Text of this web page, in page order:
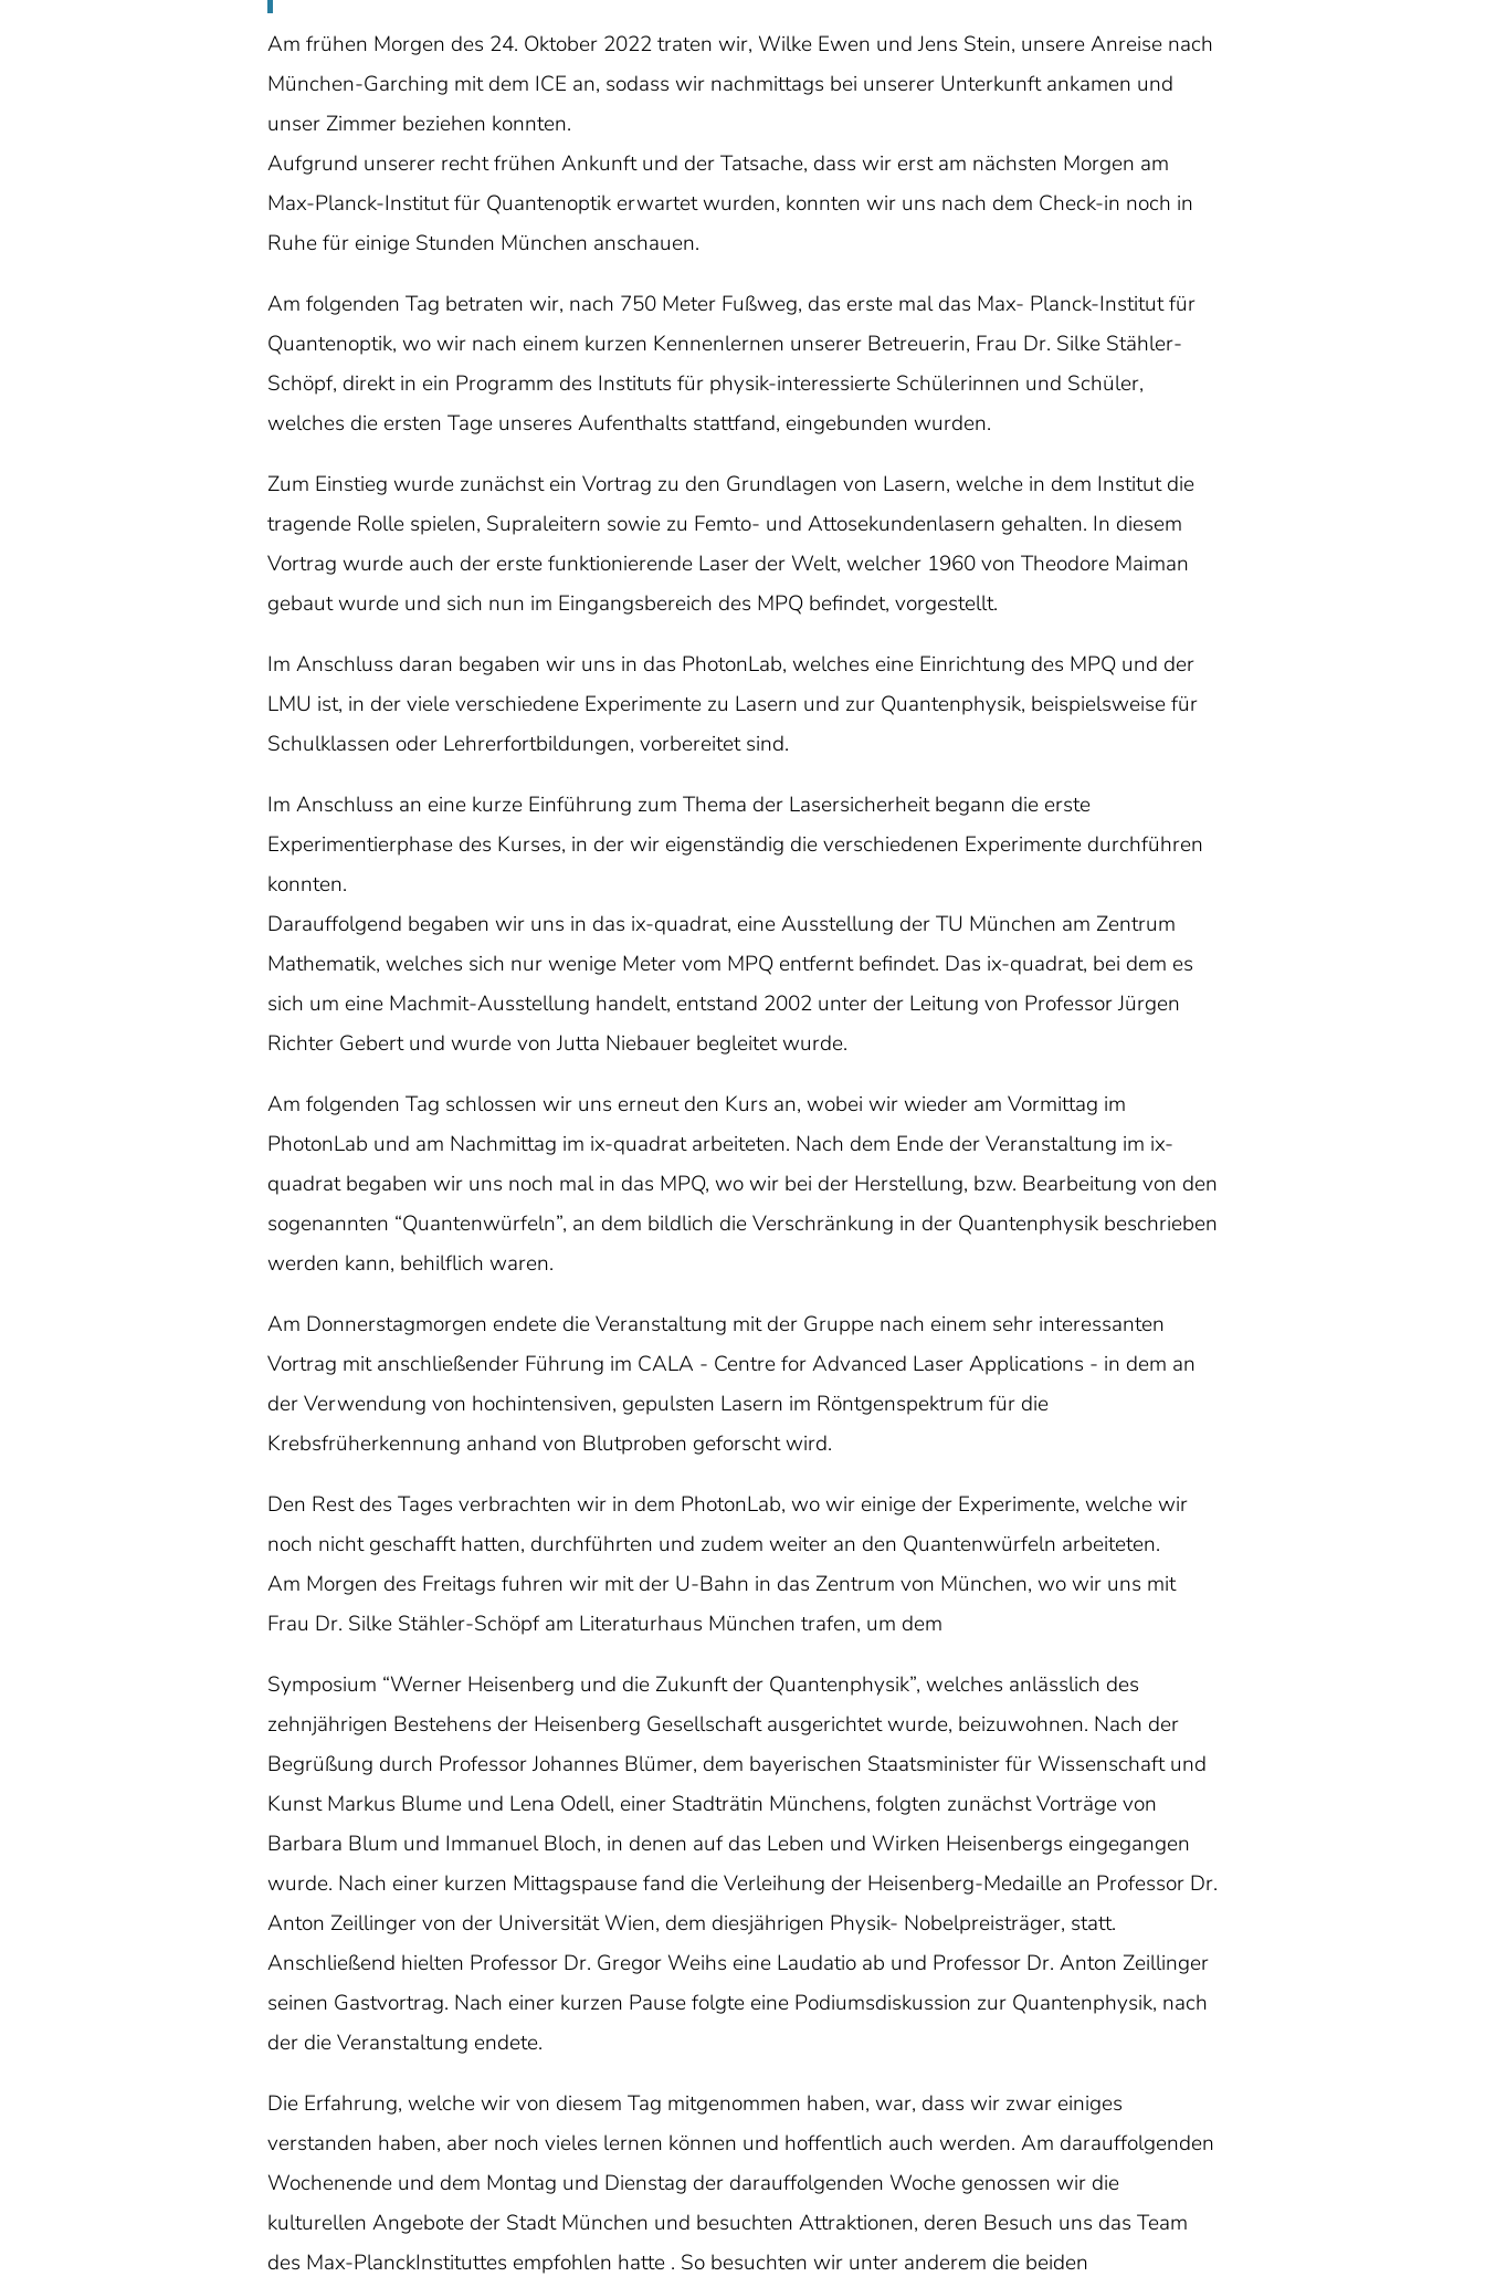
Am frühen Morgen des 24. Oktober 2022 traten wir, Wilke Ewen und Jens Stein, unsere Anreise nach
München-Garching mit dem ICE an, sodass wir nachmittags bei unserer Unterkunft ankamen und
unser Zimmer beziehen konnten.
Aufgrund unserer recht frühen Ankunft und der Tatsache, dass wir erst am nächsten Morgen am
Max-Planck-Institut für Quantenoptik erwartet wurden, konnten wir uns nach dem Check-in noch in
Ruhe für einige Stunden München anschauen.
Am folgenden Tag betraten wir, nach 750 Meter Fußweg, das erste mal das Max- Planck-Institut für
Quantenoptik, wo wir nach einem kurzen Kennenlernen unserer Betreuerin, Frau Dr. Silke Stähler-
Schöpf, direkt in ein Programm des Instituts für physik-interessierte Schülerinnen und Schüler,
welches die ersten Tage unseres Aufenthalts stattfand, eingebunden wurden.
Zum Einstieg wurde zunächst ein Vortrag zu den Grundlagen von Lasern, welche in dem Institut die
tragende Rolle spielen, Supraleitern sowie zu Femto- und Attosekundenlasern gehalten. In diesem
Vortrag wurde auch der erste funktionierende Laser der Welt, welcher 1960 von Theodore Maiman
gebaut wurde und sich nun im Eingangsbereich des MPQ befindet, vorgestellt.
Im Anschluss daran begaben wir uns in das PhotonLab, welches eine Einrichtung des MPQ und der
LMU ist, in der viele verschiedene Experimente zu Lasern und zur Quantenphysik, beispielsweise für
Schulklassen oder Lehrerfortbildungen, vorbereitet sind.
Im Anschluss an eine kurze Einführung zum Thema der Lasersicherheit begann die erste
Experimentierphase des Kurses, in der wir eigenständig die verschiedenen Experimente durchführen
konnten.
Darauffolgend begaben wir uns in das ix-quadrat, eine Ausstellung der TU München am Zentrum
Mathematik, welches sich nur wenige Meter vom MPQ entfernt befindet. Das ix-quadrat, bei dem es
sich um eine Machmit-Ausstellung handelt, entstand 2002 unter der Leitung von Professor Jürgen
Richter Gebert und wurde von Jutta Niebauer begleitet wurde.
Am folgenden Tag schlossen wir uns erneut den Kurs an, wobei wir wieder am Vormittag im
PhotonLab und am Nachmittag im ix-quadrat arbeiteten. Nach dem Ende der Veranstaltung im ix-
quadrat begaben wir uns noch mal in das MPQ, wo wir bei der Herstellung, bzw. Bearbeitung von den
sogenannten “Quantenwürfeln”, an dem bildlich die Verschränkung in der Quantenphysik beschrieben
werden kann, behilflich waren.
Am Donnerstagmorgen endete die Veranstaltung mit der Gruppe nach einem sehr interessanten
Vortrag mit anschließender Führung im CALA - Centre for Advanced Laser Applications - in dem an
der Verwendung von hochintensiven, gepulsten Lasern im Röntgenspektrum für die
Krebsfrüherkennung anhand von Blutproben geforscht wird.
Den Rest des Tages verbrachten wir in dem PhotonLab, wo wir einige der Experimente, welche wir
noch nicht geschafft hatten, durchführten und zudem weiter an den Quantenwürfeln arbeiteten.
Am Morgen des Freitags fuhren wir mit der U-Bahn in das Zentrum von München, wo wir uns mit
Frau Dr. Silke Stähler-Schöpf am Literaturhaus München trafen, um dem
Symposium “Werner Heisenberg und die Zukunft der Quantenphysik”, welches anlässlich des
zehnjährigen Bestehens der Heisenberg Gesellschaft ausgerichtet wurde, beizuwohnen. Nach der
Begrüßung durch Professor Johannes Blümer, dem bayerischen Staatsminister für Wissenschaft und
Kunst Markus Blume und Lena Odell, einer Stadträtin Münchens, folgten zunächst Vorträge von
Barbara Blum und Immanuel Bloch, in denen auf das Leben und Wirken Heisenbergs eingegangen
wurde. Nach einer kurzen Mittagspause fand die Verleihung der Heisenberg-Medaille an Professor Dr.
Anton Zeillinger von der Universität Wien, dem diesjährigen Physik- Nobelpreisträger, statt.
Anschließend hielten Professor Dr. Gregor Weihs eine Laudatio ab und Professor Dr. Anton Zeillinger
seinen Gastvortrag. Nach einer kurzen Pause folgte eine Podiumsdiskussion zur Quantenphysik, nach
der die Veranstaltung endete.
Die Erfahrung, welche wir von diesem Tag mitgenommen haben, war, dass wir zwar einiges
verstanden haben, aber noch vieles lernen können und hoffentlich auch werden. Am darauffolgenden
Wochenende und dem Montag und Dienstag der darauffolgenden Woche genossen wir die
kulturellen Angebote der Stadt München und besuchten Attraktionen, deren Besuch uns das Team
des Max-PlanckInstituttes empfohlen hatte . So besuchten wir unter anderem die beiden